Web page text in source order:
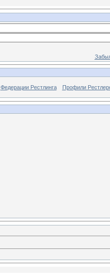
Федерации Рестлинга Профили